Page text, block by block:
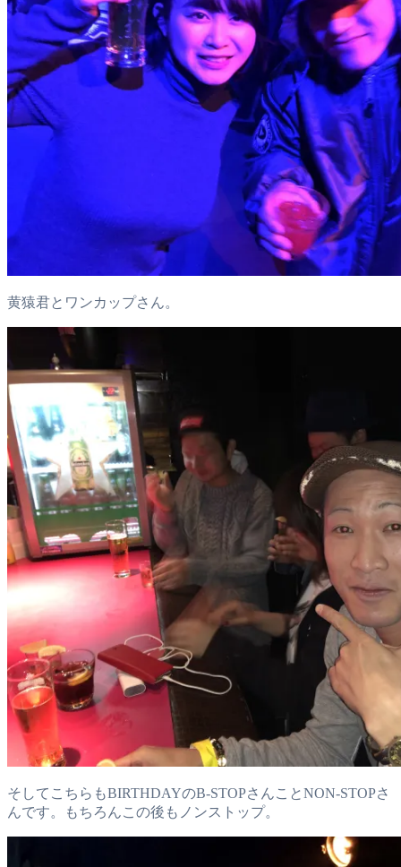
黄猿君とワンカップさん。
そしてこちらもBIRTHDAYのB-STOPさんことNON-STOPさ
んです。もちろんこの後もノンストップ。